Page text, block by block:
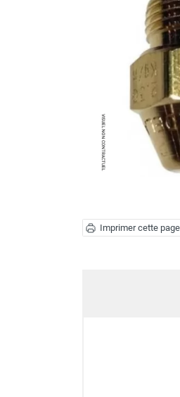
Ventilateur
Ventilateur /
Brasseur d'air
Ventilateur fixe
Ventilateur
Ventilateur de
Ventilateur
Ventilateur de sol
Ventilateur sur pied
Ventilateur de
Extracteur d'air
Imprimer cette page